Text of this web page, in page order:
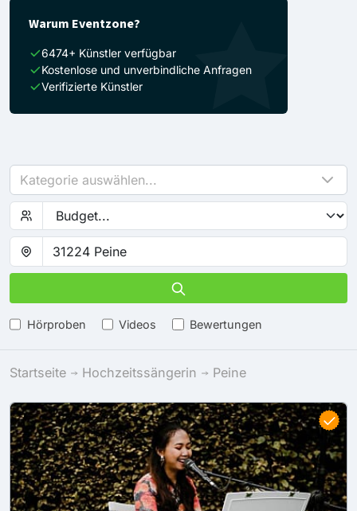
Warum Eventzone?
6474+ Künstler verfügbar
Kostenlose und unverbindliche Anfragen
Verifizierte Künstler
Kategorie auswählen...
Hörproben Videos Bewertungen
Startseite Hochzeitssängerin Peine